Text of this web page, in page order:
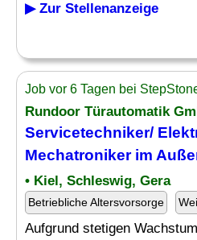
▶ Zur Stellenanzeige
Job vor 6 Tagen bei
Rundoor Türautomatik
Servicetechniker/
Mechatronikerim
• Kiel, Schleswig, Gera
Betriebliche Altersvorsorge
Aufgrund stetigen